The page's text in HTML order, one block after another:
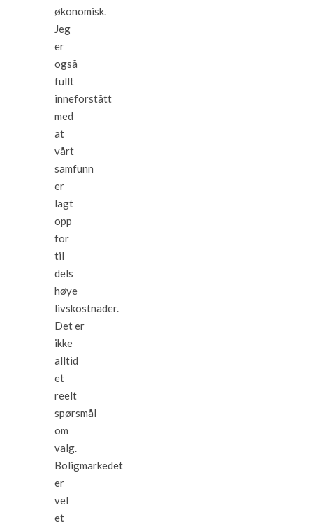
økonomisk.
Jeg
er
også
fullt
inneforstått
med
at
vårt
samfunn
er
lagt
opp
for
til
dels
høye
livskostnader.
Det er
ikke
alltid
et
reelt
spørsmål
om
valg.
Boligmarkedet
er
vel
et